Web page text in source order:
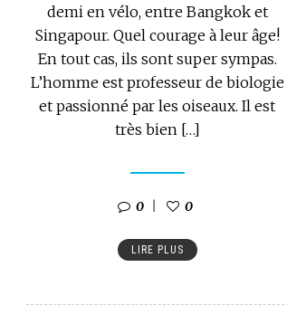
demi en vélo, entre Bangkok et
Singapour. Quel courage à leur âge!
En tout cas, ils sont super sympas.
L’homme est professeur de biologie
et passionné par les oiseaux. Il est
très bien […]
0 0
LIRE PLUS